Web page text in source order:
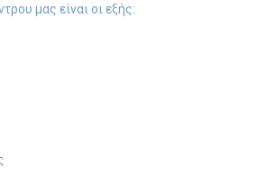
μας είναι οι εξής: